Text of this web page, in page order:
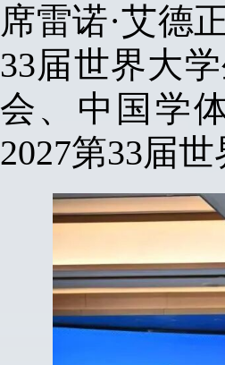
席雷诺·艾德
33届世界大
会 、 中国学
2027第33届